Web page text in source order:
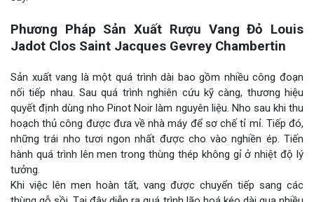
Phương Pháp Sản Xuất Rượu Vang Đỏ Louis
Jadot Clos Saint Jacques Gevrey Chambertin
Sản xuất vang là một quá trình dài bao gồm nhiều công đoạn
nối tiếp nhau. Sau quá trình nghiên cứu kỹ càng, thương hiệu
quyết định dùng nho Pinot Noir làm nguyên liệu. Nho sau khi thu
hoạch thủ công được đưa về nhà máy để sơ chế tỉ mỉ. Tiếp đó,
những trái nho tươi ngon nhất được cho vào nghiền ép. Tiến
hành quá trình lên men trong thùng thép không gỉ ở nhiệt độ lý
tưởng.
Khi việc lên men hoàn tất, vang được chuyển tiếp sang các